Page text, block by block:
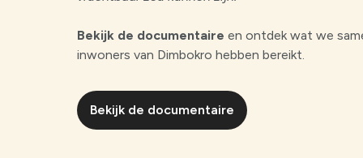
Bekijk de documentaire en ontdek wat we
inwoners van Dimbokro hebben bereikt.
Bekijk de documentaire